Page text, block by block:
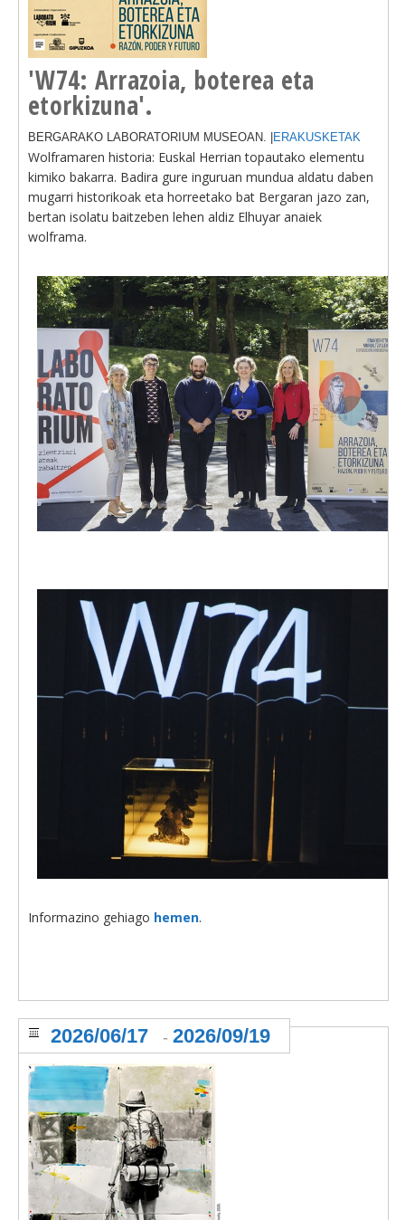
'W74: Arrazoia, boterea eta
etorkizuna'.
BERGARAKO LABORATORIUM MUSEOAN. | ERAKUSKETAK
Wolframaren historia: Euskal Herrian topautako elementu
kimiko bakarra. Badira gure inguruan mundua aldatu daben
mugarri historikoak eta horreetako bat Bergaran jazo zan,
bertan isolatu baitzeben lehen aldiz Elhuyar anaiek
wolframa.
Informazino gehiago hemen.
2026/06/17 - 2026/09/19